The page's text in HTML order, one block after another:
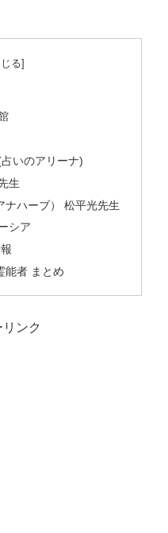
いのアリーナ)
生
ナハーブ） 松平光先生
シア
能者 まとめ
ンク